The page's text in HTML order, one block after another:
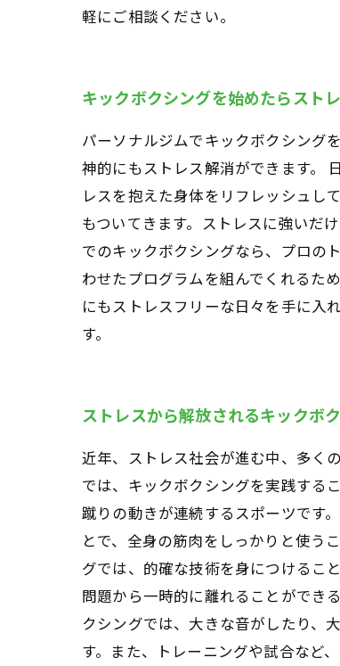
軽にご相談ください。
キックボクシングを始めたらスト
パーソナルジムでキックボクシング
神的にもストレス解消ができます。
レスを抱えた身体をリフレッシュし
もついてきます。ストレスに強いだ
でのキックボクシングなら、プロの
わせたプログラムを組んでくれるた
にもストレスフリーな日々を手に入
す。
ストレスから解放されるキックボ
近年、ストレス社会が進む中、多く
では、キックボクシングを実践する
蹴りの動きが連続するスポーツです
とで、全身の筋肉をしっかりと使う
グでは、的確な技術を身につけるこ
問題から一時的に離れることができ
クシングでは、大きな音がしたり、
す。また、トレーニングや試合など